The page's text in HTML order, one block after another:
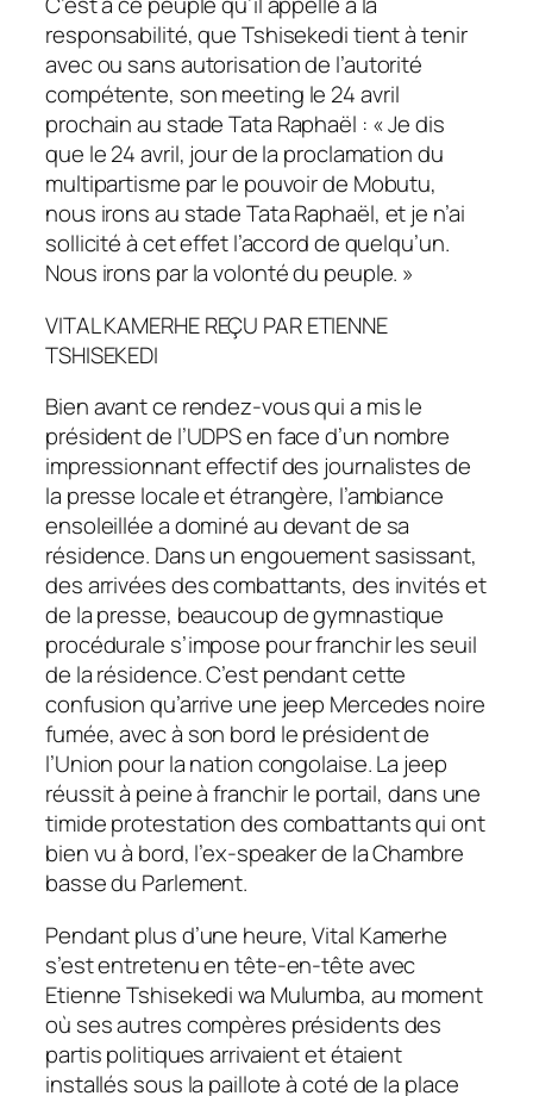
responsabilité, que Tshisekedi tient à tenir
avec ou sans autorisation de l’autorité
compétente, son meeting le 24 avril
prochain au stade Tata Raphaël : « Je dis
que le 24 avril, jour de la proclamation du
multipartisme par le pouvoir de Mobutu,
nous irons au stade Tata Raphaël, et je n’ai
sollicité à cet effet l’accord de quelqu’un.
Nous irons par la volonté du peuple. »
VITAL KAMERHE REÇU PAR ETIENNE
TSHISEKEDI
Bien avant ce rendez-vous qui a mis le
président de l’UDPS en face d’un nombre
impressionnant effectif des journalistes de
la presse locale et étrangère, l’ambiance
ensoleillée a dominé au devant de sa
résidence. Dans un engouement sasissant,
des arrivées des combattants, des invités et
de la presse, beaucoup de gymnastique
procédurale s’impose pour franchir les seuil
de la résidence. C’est pendant cette
confusion qu’arrive une jeep Mercedes noire
fumée, avec à son bord le président de
l’Union pour la nation congolaise. La jeep
réussit à peine à franchir le portail, dans une
timide protestation des combattants qui ont
bien vu à bord, l’ex-speaker de la Chambre
basse du Parlement.
Pendant plus d’une heure, Vital Kamerhe
s’est entretenu en tête-en-tête avec
Etienne Tshisekedi wa Mulumba, au moment
où ses autres compères présidents des
partis politiques arrivaient et étaient
installés sous la paillote à coté de la place